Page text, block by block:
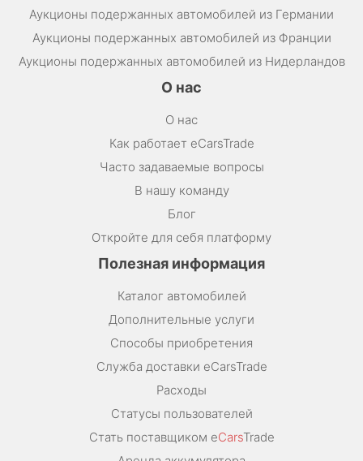
Аукционы подержанных автомобилей из Германии
Аукционы подержанных автомобилей из Франции
Аукционы подержанных автомобилей из Нидерландов
О нас
О нас
Как работает eCarsTrade
Часто задаваемые вопросы
В нашу команду
Блог
Откройте для себя платформу
Полезная информация
Каталог автомобилей
Дополнительные услуги
Способы приобретения
Служба доставки eCarsTrade
Расходы
Статусы пользователей
Стать поставщиком eCarsTrade